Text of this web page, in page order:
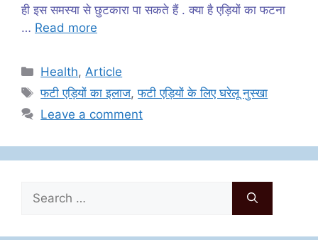
ही इस समस्या से छुटकारा पा सकते हैं . क्या है एड़ियों का फटना
… Read more
Categories
Health, Article
Tags
फटी एड़ियों का इलाज,फटी एड़ियों के लिए घरेलू नुस्खा
Leave a comment
for: